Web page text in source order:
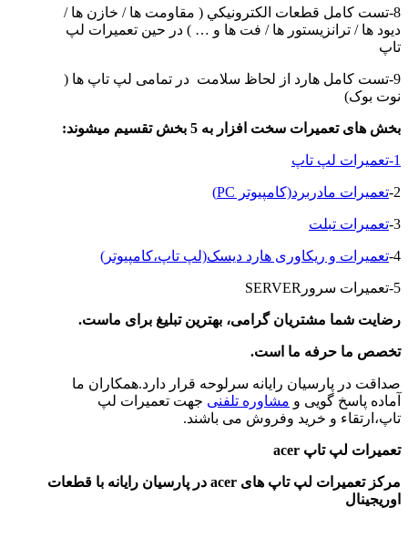
8-تست کامل قطعات الکترونيکي ( مقاومت ها / خازن ها /
ديود ها / ترانزيستور ها / فت ها و … ) در حین تعمیرات لپ
تاپ
9-تست کامل هارد از لحاظ سلامت در تمامی لپ تاپ ها (
نوت بوک)
بخش های تعمیرات سخت افزار به 5 بخش تقسیم میشوند :
1-تعمیرات لپ تاپ
2- تعمیرات مادربرد(کامپیوتر PC)
3- تعمیرات تبلت
4- تعمیرات و ریکاوری هارد دیسک(لپ تاپ،کامپیوتر)
5-تعمیرات سرورSERVER
رضایت شما مشتریان گرامی، بهترین تبلیغ برای ماست.
تخصص ما حرفه ما است.
صداقت در پارسیان رایانه سرلوحه قرار دارد.همکاران ما
آماده پاسخ گویی و مشاوره تلفنی جهت تعمیرات لپ
تاپ،ارتقاء و خرید وفروش می باشند.
تعمیرات لپ تاپ
مرکز تعمیرات لپ تاپ های
acer در پارسیان رایانه با قطعات
اوریجینال